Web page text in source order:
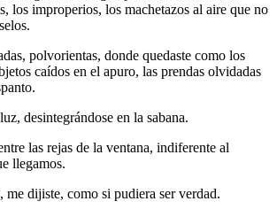
los improperios, los machetazos al aire que no
polvorientas, donde quedaste como los
caídos en el apuro, las prendas olvidadas
desintegrándose en la sabana.
las rejas de la ventana, indiferente al
llegamos.
me dijiste, como si pudiera ser verdad.